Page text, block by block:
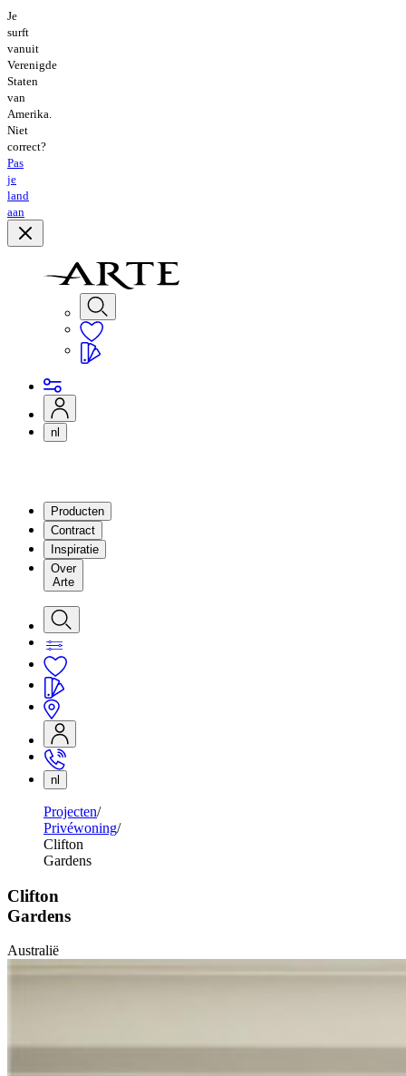
Je
surft
vanuit
Verenigde
Staten
van
Amerika.
Niet
correct?
Pas
je
land
aan
nl
Producten
Contract
Inspiratie
Over
Arte
nl
Projecten
Privéwoning
Clifton
Gardens
Clifton
Gardens
Australië